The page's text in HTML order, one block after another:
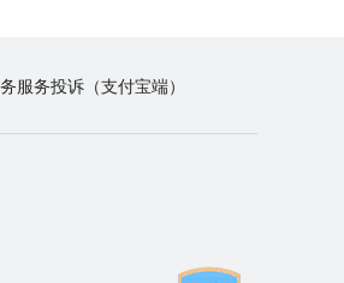
服务投诉（支付宝端）